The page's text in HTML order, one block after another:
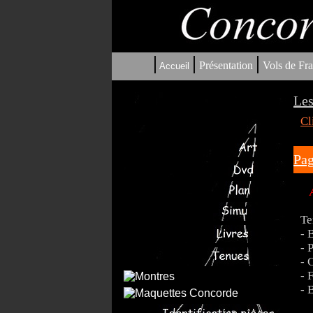
| Accueil | Présentation | Vols de
-
-
-
-
-